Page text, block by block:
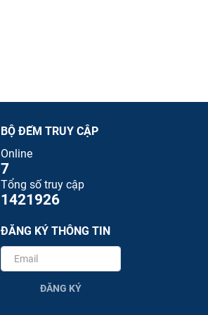
BỘ ĐẾM TRUY CẬP
Online
7
Tổng số truy cập
1421926
ĐĂNG KÝ THÔNG TIN
ĐĂNG KÝ